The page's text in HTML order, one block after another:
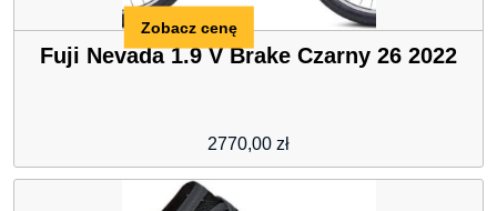
Fuji Nevada 1.9 V Brake Czarny 26 2022
2770,00 zł
Zobacz cenę